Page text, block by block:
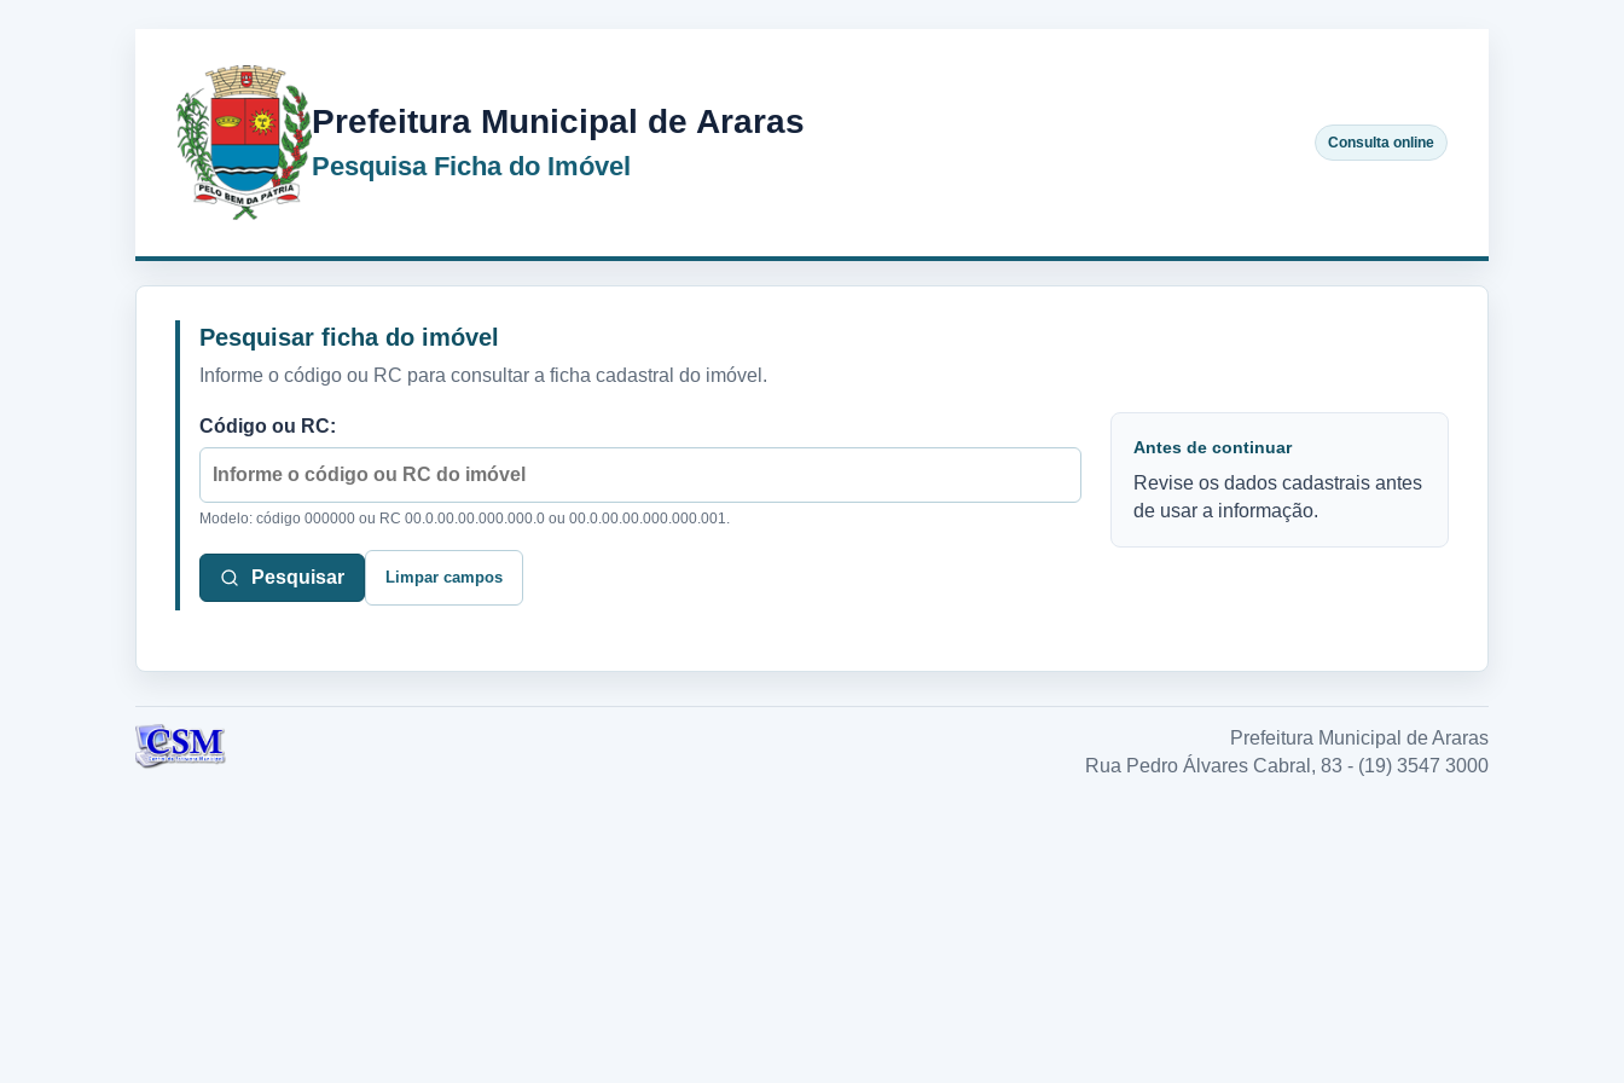
Prefeitura Municipal de Araras
Pesquisa Ficha do Imóvel
Consulta online
Pesquisar ficha do imóvel
Informe o código ou RC para consultar a ficha cadastral do imóvel.
Código ou RC:
Modelo: código 000000 ou RC 00.0.00.00.000.000.0 ou 00.0.00.00.000.000.001.
Limpar campos
Antes de continuar
Revise os dados cadastrais antes
de usar a informação.
Prefeitura Municipal de Araras
Rua Pedro Álvares Cabral, 83 - (19) 3547 3000